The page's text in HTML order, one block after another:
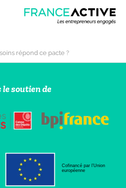
répond ce pacte ?
le soutien de
Cofinancé par l’Union
européenne